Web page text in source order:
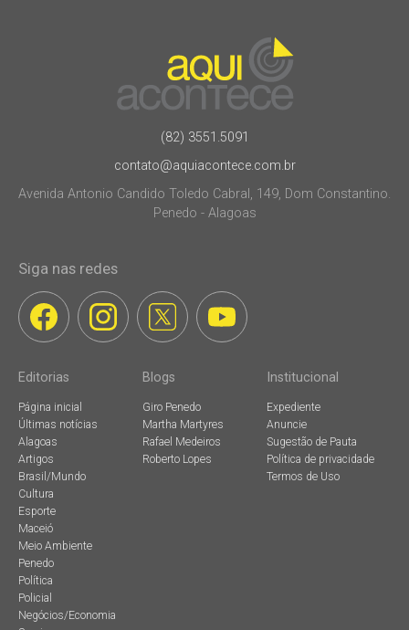
(82) 3551.5091
contato@aquiacontece.com.br
Avenida Antonio Candido Toledo Cabral, 149, Dom Constantino.
Penedo - Alagoas
Siga nas redes
Editorias
Página inicial
Últimas notícias
Alagoas
Artigos
Brasil/Mundo
Cultura
Esporte
Maceió
Meio Ambiente
Penedo
Política
Policial
Negócios/Economia
Blogs
Giro Penedo
Martha Martyres
Rafael Medeiros
Roberto Lopes
Institucional
Expediente
Anuncie
Sugestão de Pauta
Política de privacidade
Termos de Uso